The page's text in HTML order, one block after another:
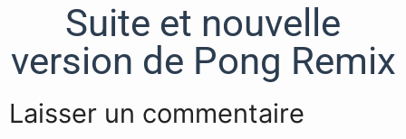
Suite et nouvelle
version de Pong Remix
Laisser un commentaire